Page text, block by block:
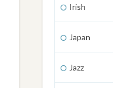
Irish
Japan
Jazz